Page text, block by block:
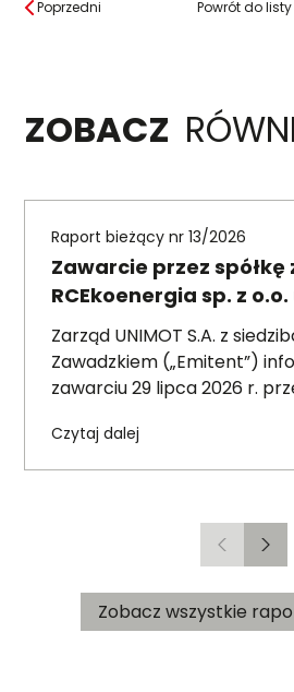
Poprzedni Powrót do listy
ZOBACZ
Raport bieżący nr 13/2026
Zawarcie przez spółkę
RCEkoenergia sp. z
wieloletniej na
miasta Czechowice-
Zarząd UNIMOT S.A. z
Zawadzkiem („Emitent”)
zawarciu 29 lipca 2026 r.
wieloletniej umowy
Przedsiębiorstwem Inżynierii
Dziedzicach („PIM”),
ciepła do miasta
przez RCE („Umowa”).
Czytaj dalej
Poprzedni
Zobacz wszystkie